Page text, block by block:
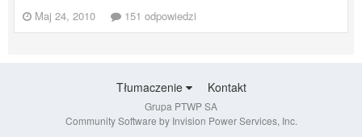
Maj 24, 2010
151 odpowiedzi
Tłumaczenie Kontakt
Grupa PTWP SA
Community Software by Invision Power Services, Inc.